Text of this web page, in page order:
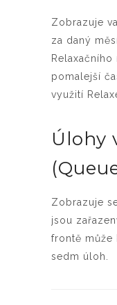
Zobrazuje
za daný
pomalejší
využití
Úlohy
Zobrazuje
jsou
frontě může
sedm úloh.